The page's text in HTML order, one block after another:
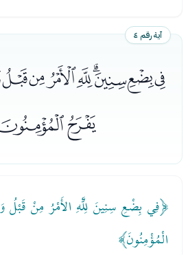
آية رقم ٤
﴿فِي بِضْعِ سِنِينَ لِلَّهِ الأَمْرُ مِنْ قَبْلُ
الْمُؤْمِنُونَ﴾